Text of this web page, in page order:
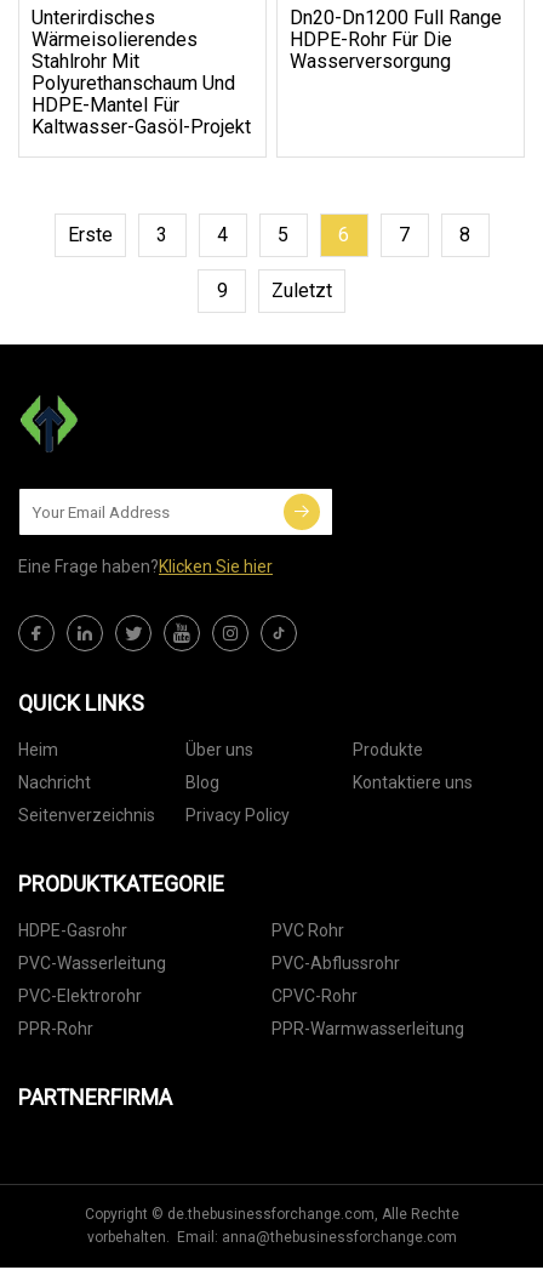
Unterirdisches
Wärmeisolierendes
Stahlrohr Mit
Polyurethanschaum Und
HDPE-Mantel Für
Kaltwasser-Gasöl-Projekt
Dn20-Dn1200 Full Range
HDPE-Rohr Für Die
Wasserversorgung
Erste 3 4 5 6 7 8
9 Zuletzt
Eine Frage haben?Klicken Sie hier
QUICK LINKS
Heim Über uns
Produkte
Nachricht
Blog
Kontaktiere uns
Seitenverzeichnis
Privacy Policy
PRODUKTKATEGORIE
HDPE-Gasrohr
PVC Rohr
PVC-Wasserleitung
PVC-Abflussrohr
PVC-Elektrorohr
CPVC-Rohr
PPR-Rohr
PPR-Warmwasserleitung
PARTNERFIRMA
Copyright © de.thebusinessforchange.com, Alle Rechte
vorbehalten. Email: anna@thebusinessforchange.com